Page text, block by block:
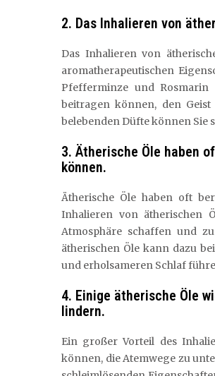
2. Das Inhalieren von
Das Inhalieren von
aromatherapeutischen
Pfefferminze und
beitragen können, den
belebenden Düfte können Sie
3. Ätherische Öle haben
können.
Ätherische Öle haben oft
Inhalieren von ätherischen
Atmosphäre schaffen und
ätherischen Öle kann dazu
und erholsameren Schlaf
4. Einige ätherische Öle
lindern.
Ein großer Vorteil des
können, die Atemwege zu